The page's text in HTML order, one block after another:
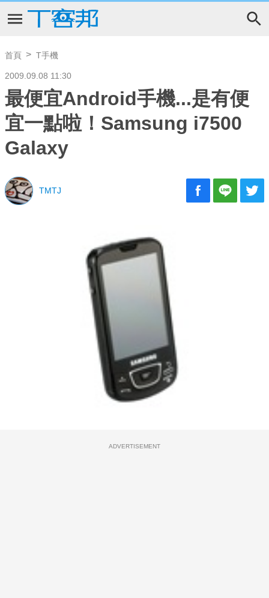
首頁 T手機
2009.09.08 11:30
最便宜Android手機...是有便
宜一點啦！Samsung i7500
Galaxy
TMTJ
ADVERTISEMENT